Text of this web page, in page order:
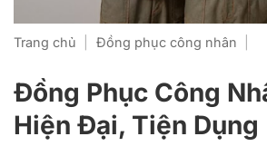
Trang chủ Đồng phục công nhân
Đồng Phục Công
Hiện Đại, Tiện Dụng